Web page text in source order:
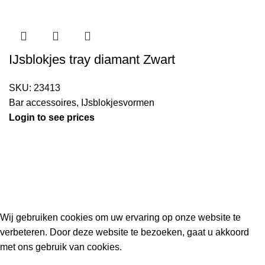
IJsblokjes tray diamant Zwart
SKU: 23413
Bar accessoires, IJsblokjesvormen
Login to see prices
Wij gebruiken cookies om uw ervaring op onze website te
verbeteren. Door deze website te bezoeken, gaat u akkoord
met ons gebruik van cookies.